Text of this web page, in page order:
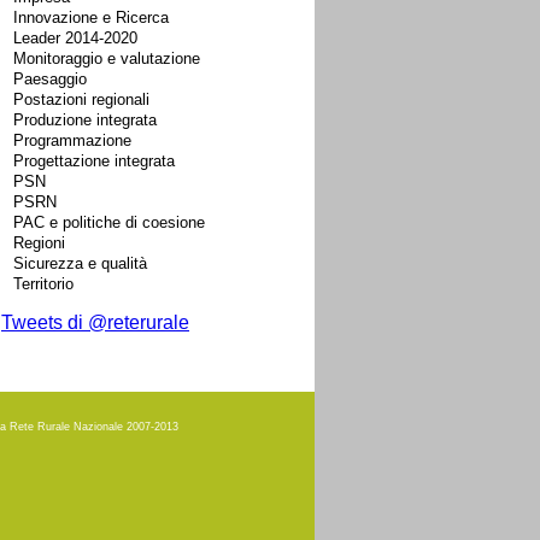
Innovazione e Ricerca
Leader 2014-2020
Monitoraggio e valutazione
Paesaggio
Postazioni regionali
Produzione integrata
Programmazione
Progettazione integrata
PSN
PSRN
PAC e politiche di coesione
Regioni
Sicurezza e qualità
Territorio
Tweets di @reterurale
Rete Rurale Nazionale 2007-2013